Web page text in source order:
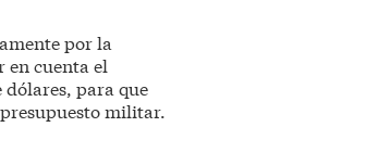
por la
en cuenta el
para que
militar.